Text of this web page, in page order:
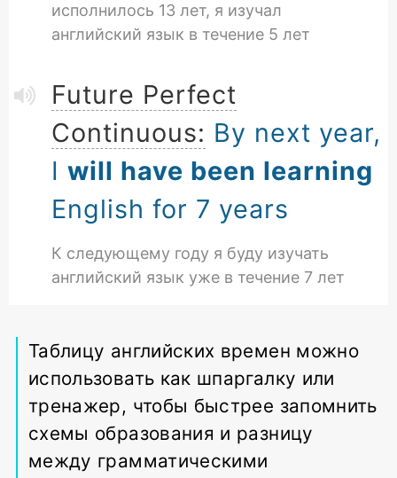
исполнилось 13 лет, я изучал
английский язык в течение 5 лет
Future Perfect
Continuous: By next year,
I will have been learning
English for 7 years
К следующему году я буду изучать
английский язык уже в течение 7 лет
Таблицу английских времен можно
использовать как шпаргалку или
тренажер, чтобы быстрее запомнить
схемы образования и разницу
между грамматическими